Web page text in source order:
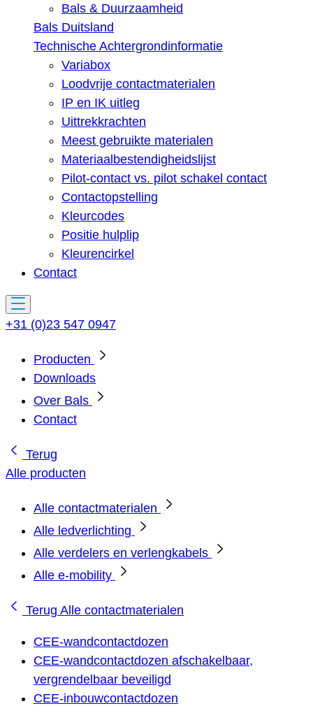
Bals & Duurzaamheid
Bals Duitsland
Technische Achtergrondinformatie
Variabox
Loodvrije contactmaterialen
IP en IK uitleg
Uittrekkrachten
Meest gebruikte materialen
Materiaalbestendigheidslijst
Pilot-contact vs. pilot schakel contact
Contactopstelling
Kleurcodes
Positie hulplip
Kleurencirkel
Contact
+31 (0)23 547 0947
Producten
Downloads
Over Bals
Contact
Terug
Alle producten
Alle contactmaterialen
Alle ledverlichting
Alle verdelers en verlengkabels
Alle e-mobility
Terug Alle contactmaterialen
CEE-wandcontactdozen
CEE-wandcontactdozen afschakelbaar,
vergrendelbaar beveiligd
CEE-inbouwcontactdozen